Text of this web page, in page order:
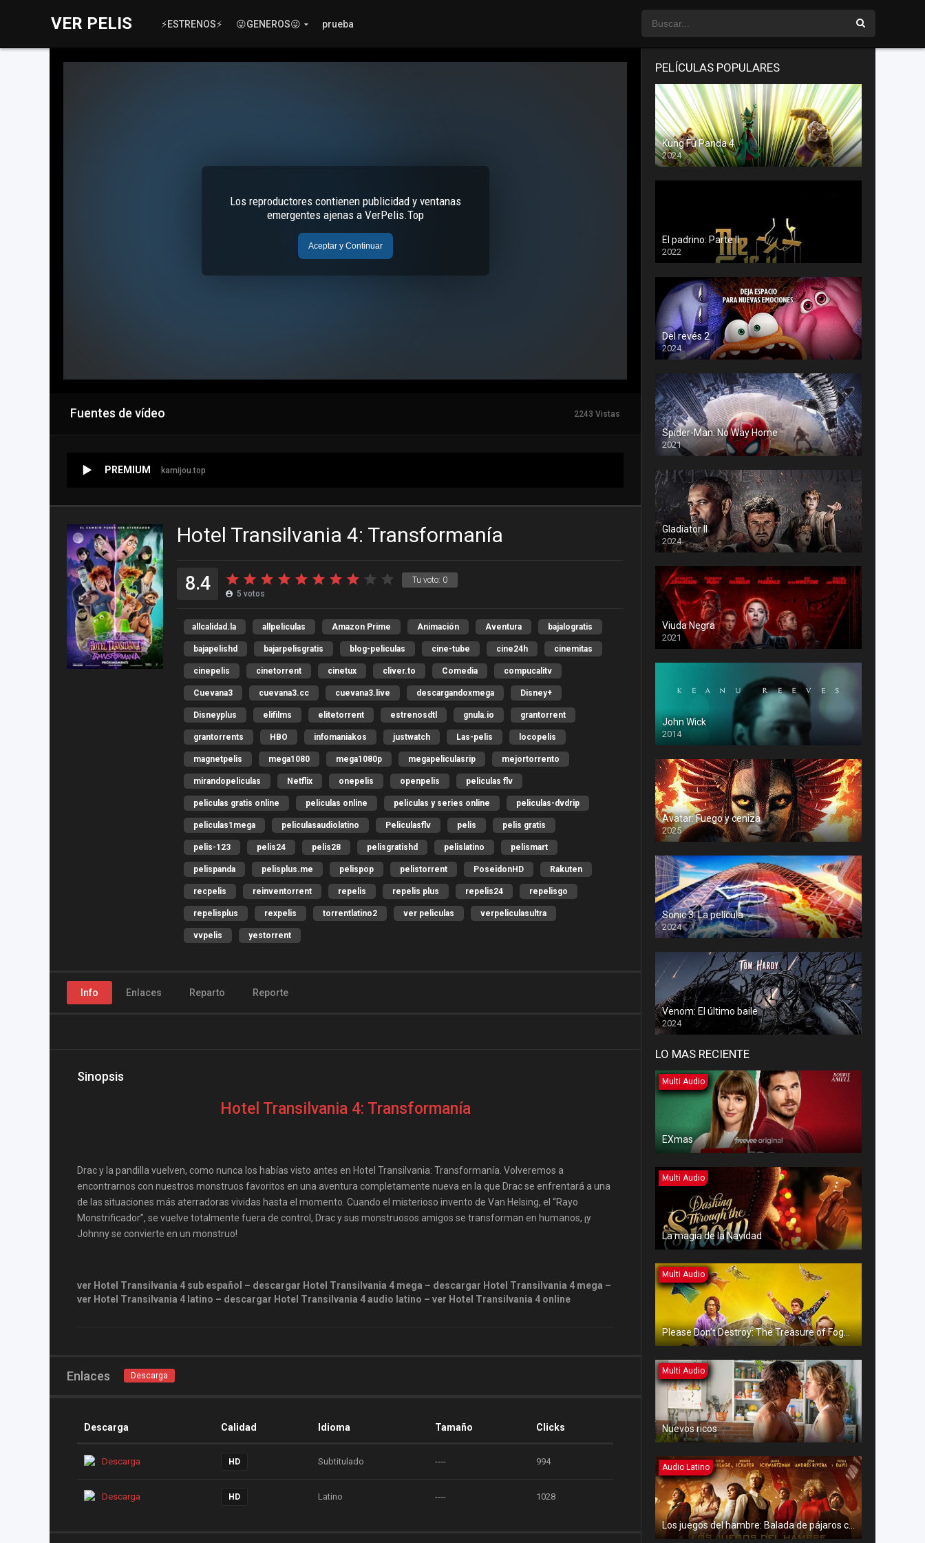
VER PELIS ⚡ESTRENOS⚡ 😜GENEROS😜 prueba
Fuentes de vídeo 2243 Vistas
PREMIUM kamijou.top
Hotel Transilvania 4: Transformanía
Tu voto: 0
8.4 5 votos
allcalidad.la allpeliculas Amazon Prime Animación Aventura bajalogratis
bajapelishd bajarpelisgratis blog-peliculas cine-tube cine24h cinemitas
cinepelis cinetorrent cinetux cliver.to Comedia compucalitv
Cuevana3 cuevana3.cc cuevana3.live descargandoxmega Disney+
Disneyplus elifilms elitetorrent estrenosdtl gnula.io grantorrent
grantorrents HBO infomaniakos justwatch Las-pelis locopelis
magnetpelis mega1080 mega1080p megapeliculasrip mejortorrento
mirandopeliculas Netflix onepelis openpelis peliculas flv
peliculas gratis online peliculas online peliculas y series online peliculas-dvdrip
peliculas1mega peliculasaudiolatino Peliculasflv pelis pelis gratis
pelis-123 pelis24 pelis28 pelisgratishd pelislatino pelismart
pelispanda pelisplus.me pelispop pelistorrent PoseidonHD Rakuten
recpelis reinventorrent repelis repelis plus repelis24 repelisgo
repelisplus rexpelis torrentlatino2 ver peliculas verpeliculasultra
vvpelis yestorrent
Info Enlaces Reparto Reporte
Sinopsis
Hotel Transilvania 4: Transformanía
Drac y la pandilla vuelven, como nunca los habías visto antes en Hotel Transilvania: Transformanía. Volveremos a
encontrarnos con nuestros monstruos favoritos en una aventura completamente nueva en la que Drac se enfrentará a una
de las situaciones más aterradoras vividas hasta el momento. Cuando el misterioso invento de Van Helsing, el “Rayo
Monstrificador”, se vuelve totalmente fuera de control, Drac y sus monstruosos amigos se transforman en humanos, ¡y
Johnny se convierte en un monstruo!
ver Hotel Transilvania 4 sub español – descargar Hotel Transilvania 4 mega – descargar Hotel Transilvania 4 mega –
ver Hotel Transilvania 4 latino – descargar Hotel Transilvania 4 audio latino – ver Hotel Transilvania 4 online
Enlaces Descarga
Descarga Calidad Idioma Tamaño Clicks
Descarga HD Subtitulado ---- 994
Descarga HD Latino ---- 1028
PELÍCULAS POPULARES
Kung Fu Panda 4
2024
El padrino: Parte II
2022
Del revés 2
2024
Spider-Man: No Way Home
2021
Gladiator II
2024
Viuda Negra
2021
John Wick
2014
Avatar: Fuego y ceniza
2025
Sonic 3: La película
2024
Venom: El último baile
2024
LO MAS RECIENTE
Multi Audio
EXmas
Multi Audio
La magia de la Navidad
Multi Audio
Please Don’t Destroy: The Treasure of Foggy Mountain
Multi Audio
Nuevos ricos
Audio Latino
Los juegos del hambre: Balada de pájaros cantores y serpientes